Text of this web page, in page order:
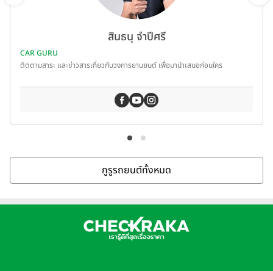
สินธนุ จำปีศรี
CAR GURU
ติตตามสาระ และข่าวสารเกี่ยวกับวงการยานยนต์ เพื่อมานำเสนอก่อนใคร
กูรูรถยนต์ทั้งหมด